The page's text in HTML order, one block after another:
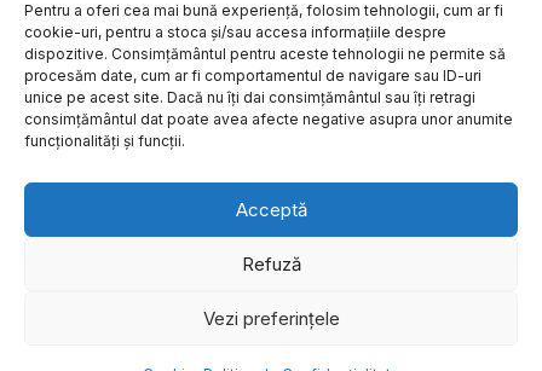
Pentru a oferi cea mai bună experiență, folosim tehnologii, cum ar fi
cookie-uri, pentru a stoca și/sau accesa informațiile despre
dispozitive. Consimțământul pentru aceste tehnologii ne permite să
procesăm date, cum ar fi comportamentul de navigare sau ID-uri
unice pe acest site. Dacă nu îți dai consimțământul sau îți retragi
consimțământul dat poate avea afecte negative asupra unor anumite
funcționalități și funcții.
Acceptă
Refuză
Vezi preferințele
EXTERNE
Despre Politica de Confidențialitate Termeni și Conditii
Contact
Cookies
- Toate drepturile sunt rezervate.
critică Franța și
Germania pentru
lipsa unui acord
privind noul avion de
luptă european
Premierul Belgiei, Bart De
Wever, a exprimat critici
dure la
Blocul Național
Sindical cere
retragerea
proiectului noii legi a
salarizării în sectorul
(BNS) a transmis o